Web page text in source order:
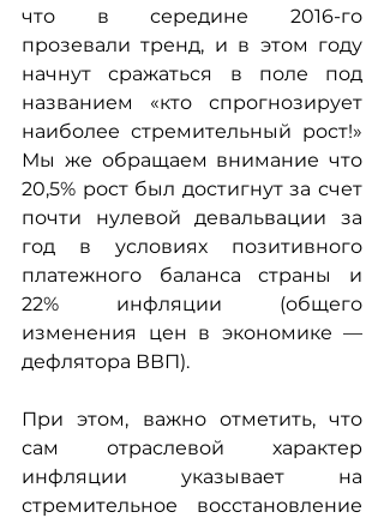
что в середине 2016-го
прозевали тренд, и в этом году
начнут сражаться в поле под
названием «кто спрогнозирует
наиболее стремительный рост!»
Мы же обращаем внимание что
20,5% рост был достигнут за счет
почти нулевой девальвации за
год в условиях позитивного
платежного баланса страны и
22% инфляции (общего
изменения цен в экономике —
дефлятора ВВП).
При этом, важно отметить, что
сам отраслевой характер
инфляции указывает на
стремительное восстановление